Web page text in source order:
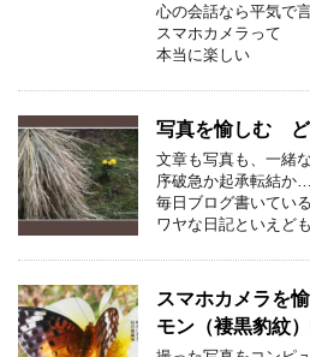
心の会話なら平気で
スマホカメラって
本当に楽しい
写真を愉しむ ど
文章も写真も、一緒な
序破急か起承転結か…
毎日ブログ書いてい
ワヤな日記といえど
スマホカメラを
モン（褄黒豹紋）